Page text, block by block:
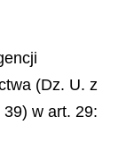
(Dz. U. z
w art. 29: